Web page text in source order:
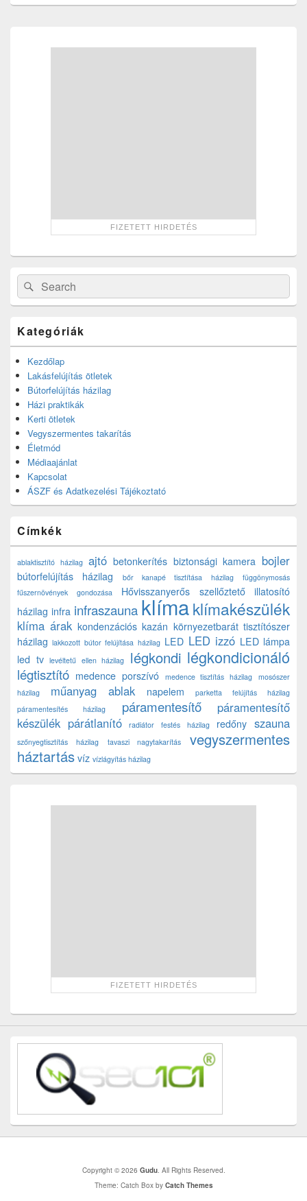
Search
for:
Search
Kategóriák
Kezdőlap
Lakásfelújítás ötletek
Bútorfelújítás házilag
Házi praktikák
Kerti ötletek
Vegyszermentes takarítás
Életmód
Médiaajánlat
Kapcsolat
ÁSZF és Adatkezelési Tájékoztató
Címkék
ablaktisztító házilag ajtó betonkerítés biztonsági kamera bojler
bútorfelújítás házilag bőr kanapé tisztítása házilag
függönymosás
fűszernövények gondozása
Hővisszanyerős szellőztető
illatosító
házilag infra infraszauna klímaklímakészülék
klíma árak kondenzációs kazán környezetbarát tisztítószer
házilag lakkozott bútor felújítása házilag LED LED izzó LED lámpa
led tv levéltetű ellen házilag légkondi légkondicionáló
légtisztító medence porszívó medence tisztítás házilag
mosószer
házilag
műanyag ablak napelem
parketta felújítás házilag
páramentesítés házilag
páramentesítő
páramentesítő
készülék párátlanító radiátor festés házilag redőny szauna
szőnyegtisztítás házilag tavaszi nagytakarítás
vegyszermentes
háztartás víz vízlágyítás házilag
Copyright © 2026 Gudu. All Rights Reserved.
Theme: Catch Box by Catch Themes